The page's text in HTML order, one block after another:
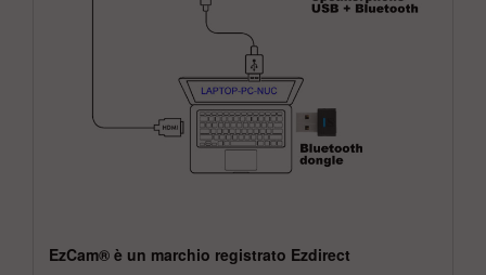
EzCam® è un marchio registrato Ezdirect